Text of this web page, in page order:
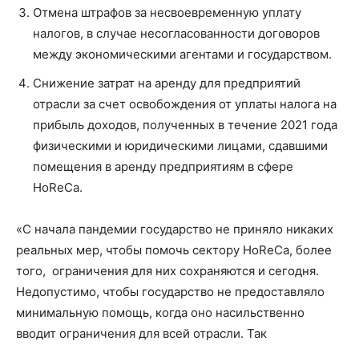
Отмена штрафов за несвоевременную уплату
налогов, в случае несогласованности договоров
между экономическими агентами и государством.
Снижение затрат на аренду для предприятий
отрасли за счет освобождения от уплаты налога на
прибыль доходов, полученных в течение 2021 года
физическими и юридическими лицами, сдавшими
помещения в аренду предприятиям в сфере
HoReCa.
«С начала пандемии государство не приняло никаких
реальных мер, чтобы помочь сектору HoReCa, более
того, ограничения для них сохраняются и сегодня.
Недопустимо, чтобы государство не предоставляло
минимальную помощь, когда оно насильственно
вводит ограничения для всей отрасли. Так